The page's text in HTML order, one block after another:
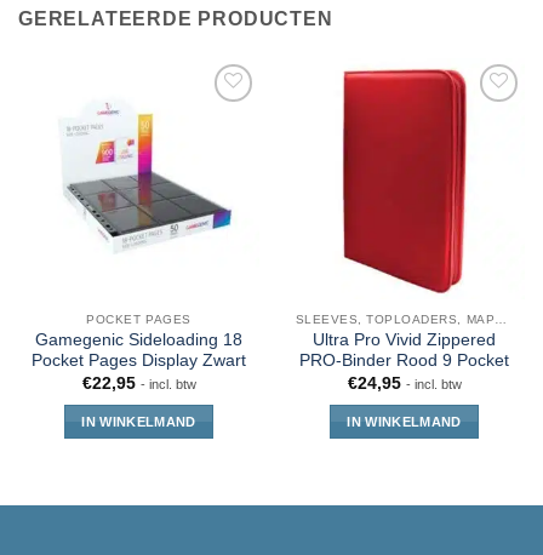
GERELATEERDE PRODUCTEN
POCKET PAGES
Gamegenic Sideloading 18
Pocket Pages Display Zwart
€22,95 - incl. btw
IN WINKELMAND
Ultra Pro Vivid Zippered
PRO-Binder Rood 9 Pocket
€24,95 - incl. btw
IN WINKELMAND